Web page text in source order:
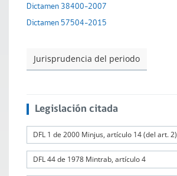
Dictamen 38400-2007
Dictamen 57504-2015
Jurisprudencia del periodo
Legislación citada
DFL 1 de 2000 Minjus, artículo 14 (del art. 2)
DFL 44 de 1978 Mintrab, artículo 4